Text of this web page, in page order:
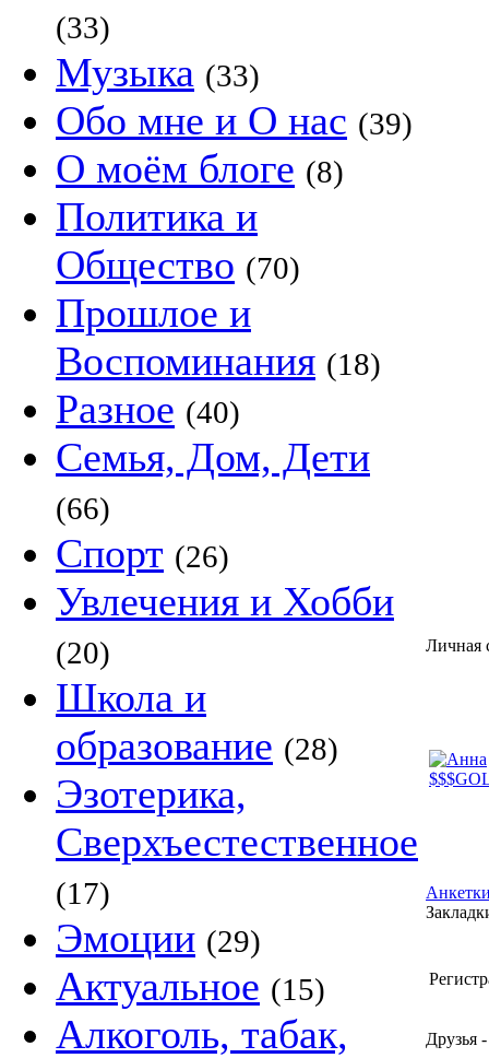
(33)
Музыка (33)
Обо мне и О нас (39)
О моём блоге (8)
Политика и
Общество (70)
Прошлое и
Воспоминания (18)
Разное (40)
Семья, Дом, Дети
(66)
Спорт (26)
Увлечения и Хобби
(20)
Школа и
образование (28)
Эзотерика,
Сверхъестественное
(17)
Эмоции (29)
Актуальное (15)
Алкоголь, табак,
Личная
Друзья